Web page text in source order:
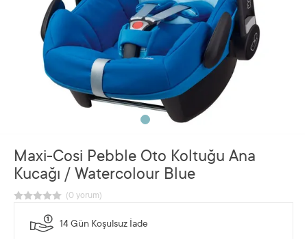
Maxi-Cosi Pebble Oto Koltuğu Ana
Kucağı / Watercolour Blue
14 Gün Koşulsuz İade